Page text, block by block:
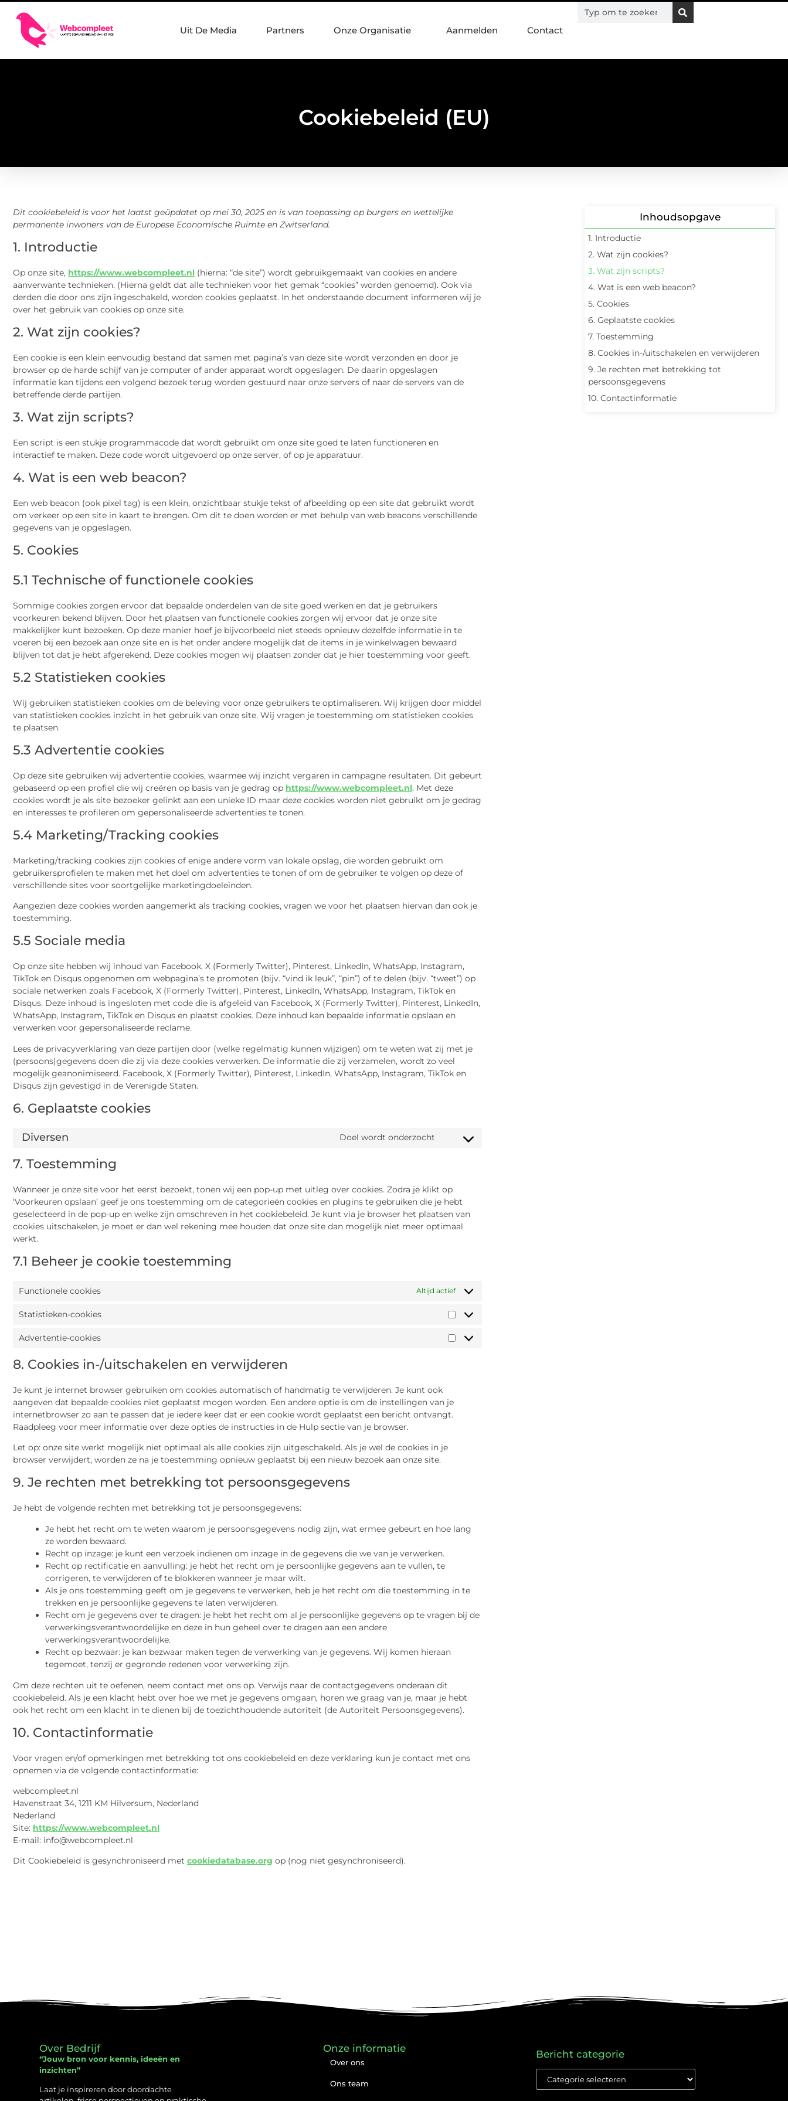
Uit De Media Partners Onze Organisatie Aanmelden Contact
Cookiebeleid (EU)
Dit cookiebeleid is voor het laatst geüpdatet op mei 30, 2025 en is van toepassing op burgers en wettelijke
permanente inwoners van de Europese Economische Ruimte en Zwitserland.
1. Introductie
Op onze site, https://www.webcompleet.nl (hierna: “de site”) wordt gebruikgemaakt van cookies en andere
aanverwante technieken. (Hierna geldt dat alle technieken voor het gemak “cookies” worden genoemd). Ook via
derden die door ons zijn ingeschakeld, worden cookies geplaatst. In het onderstaande document informeren wij je
over het gebruik van cookies op onze site.
2. Wat zijn cookies?
Een cookie is een klein eenvoudig bestand dat samen met pagina’s van deze site wordt verzonden en door je
browser op de harde schijf van je computer of ander apparaat wordt opgeslagen. De daarin opgeslagen
informatie kan tijdens een volgend bezoek terug worden gestuurd naar onze servers of naar de servers van de
betreffende derde partijen.
3. Wat zijn scripts?
Een script is een stukje programmacode dat wordt gebruikt om onze site goed te laten functioneren en
interactief te maken. Deze code wordt uitgevoerd op onze server, of op je apparatuur.
4. Wat is een web beacon?
Een web beacon (ook pixel tag) is een klein, onzichtbaar stukje tekst of afbeelding op een site dat gebruikt wordt
om verkeer op een site in kaart te brengen. Om dit te doen worden er met behulp van web beacons verschillende
gegevens van je opgeslagen.
5. Cookies
5.1 Technische of functionele cookies
Sommige cookies zorgen ervoor dat bepaalde onderdelen van de site goed werken en dat je gebruikers
voorkeuren bekend blijven. Door het plaatsen van functionele cookies zorgen wij ervoor dat je onze site
makkelijker kunt bezoeken. Op deze manier hoef je bijvoorbeeld niet steeds opnieuw dezelfde informatie in te
voeren bij een bezoek aan onze site en is het onder andere mogelijk dat de items in je winkelwagen bewaard
blijven tot dat je hebt afgerekend. Deze cookies mogen wij plaatsen zonder dat je hier toestemming voor geeft.
5.2 Statistieken cookies
Wij gebruiken statistieken cookies om de beleving voor onze gebruikers te optimaliseren. Wij krijgen door middel
van statistieken cookies inzicht in het gebruik van onze site. Wij vragen je toestemming om statistieken cookies
te plaatsen.
5.3 Advertentie cookies
Op deze site gebruiken wij advertentie cookies, waarmee wij inzicht vergaren in campagne resultaten. Dit gebeurt
gebaseerd op een profiel die wij creëren op basis van je gedrag op https://www.webcompleet.nl. Met deze
cookies wordt je als site bezoeker gelinkt aan een unieke ID maar deze cookies worden niet gebruikt om je gedrag
en interesses te profileren om gepersonaliseerde advertenties te tonen.
5.4 Marketing/Tracking cookies
Marketing/tracking cookies zijn cookies of enige andere vorm van lokale opslag, die worden gebruikt om
gebruikersprofielen te maken met het doel om advertenties te tonen of om de gebruiker te volgen op deze of
verschillende sites voor soortgelijke marketingdoeleinden.
Aangezien deze cookies worden aangemerkt als tracking cookies, vragen we voor het plaatsen hiervan dan ook je
toestemming.
5.5 Sociale media
Op onze site hebben wij inhoud van Facebook, X (Formerly Twitter), Pinterest, LinkedIn, WhatsApp, Instagram,
TikTok en Disqus opgenomen om webpagina’s te promoten (bijv. “vind ik leuk”, “pin”) of te delen (bijv. “tweet”) op
sociale netwerken zoals Facebook, X (Formerly Twitter), Pinterest, LinkedIn, WhatsApp, Instagram, TikTok en
Disqus. Deze inhoud is ingesloten met code die is afgeleid van Facebook, X (Formerly Twitter), Pinterest, LinkedIn,
WhatsApp, Instagram, TikTok en Disqus en plaatst cookies. Deze inhoud kan bepaalde informatie opslaan en
verwerken voor gepersonaliseerde reclame.
Lees de privacyverklaring van deze partijen door (welke regelmatig kunnen wijzigen) om te weten wat zij met je
(persoons)gegevens doen die zij via deze cookies verwerken. De informatie die zij verzamelen, wordt zo veel
mogelijk geanonimiseerd. Facebook, X (Formerly Twitter), Pinterest, LinkedIn, WhatsApp, Instagram, TikTok en
Disqus zijn gevestigd in de Verenigde Staten.
6. Geplaatste cookies
Diversen Doel wordt onderzocht
7. Toestemming
Wanneer je onze site voor het eerst bezoekt, tonen wij een pop-up met uitleg over cookies. Zodra je klikt op
‘Voorkeuren opslaan’ geef je ons toestemming om de categorieën cookies en plugins te gebruiken die je hebt
geselecteerd in de pop-up en welke zijn omschreven in het cookiebeleid. Je kunt via je browser het plaatsen van
cookies uitschakelen, je moet er dan wel rekening mee houden dat onze site dan mogelijk niet meer optimaal
werkt.
7.1 Beheer je cookie toestemming
Functionele cookies Altijd actief
Statistieken-cookies
Advertentie-cookies
8. Cookies in-/uitschakelen en verwijderen
Je kunt je internet browser gebruiken om cookies automatisch of handmatig te verwijderen. Je kunt ook
aangeven dat bepaalde cookies niet geplaatst mogen worden. Een andere optie is om de instellingen van je
internetbrowser zo aan te passen dat je iedere keer dat er een cookie wordt geplaatst een bericht ontvangt.
Raadpleeg voor meer informatie over deze opties de instructies in de Hulp sectie van je browser.
Let op: onze site werkt mogelijk niet optimaal als alle cookies zijn uitgeschakeld. Als je wel de cookies in je
browser verwijdert, worden ze na je toestemming opnieuw geplaatst bij een nieuw bezoek aan onze site.
9. Je rechten met betrekking tot persoonsgegevens
Je hebt de volgende rechten met betrekking tot je persoonsgegevens:
Je hebt het recht om te weten waarom je persoonsgegevens nodig zijn, wat ermee gebeurt en hoe lang
ze worden bewaard.
Recht op inzage: je kunt een verzoek indienen om inzage in de gegevens die we van je verwerken.
Recht op rectificatie en aanvulling: je hebt het recht om je persoonlijke gegevens aan te vullen, te
corrigeren, te verwijderen of te blokkeren wanneer je maar wilt.
Als je ons toestemming geeft om je gegevens te verwerken, heb je het recht om die toestemming in te
trekken en je persoonlijke gegevens te laten verwijderen.
Recht om je gegevens over te dragen: je hebt het recht om al je persoonlijke gegevens op te vragen bij de
verwerkingsverantwoordelijke en deze in hun geheel over te dragen aan een andere
verwerkingsverantwoordelijke.
Recht op bezwaar: je kan bezwaar maken tegen de verwerking van je gegevens. Wij komen hieraan
tegemoet, tenzij er gegronde redenen voor verwerking zijn.
Om deze rechten uit te oefenen, neem contact met ons op. Verwijs naar de contactgegevens onderaan dit
cookiebeleid. Als je een klacht hebt over hoe we met je gegevens omgaan, horen we graag van je, maar je hebt
ook het recht om een klacht in te dienen bij de toezichthoudende autoriteit (de Autoriteit Persoonsgegevens).
10. Contactinformatie
Voor vragen en/of opmerkingen met betrekking tot ons cookiebeleid en deze verklaring kun je contact met ons
opnemen via de volgende contactinformatie:
webcompleet.nl
Havenstraat 34, 1211 KM Hilversum, Nederland
Nederland
Site: https://www.webcompleet.nl
E-mail: info@webcompleet.nl
Dit Cookiebeleid is gesynchroniseerd met cookiedatabase.org op (nog niet gesynchroniseerd).
Inhoudsopgave
1. Introductie
2. Wat zijn cookies?
3. Wat zijn scripts?
4. Wat is een web beacon?
5. Cookies
6. Geplaatste cookies
7. Toestemming
8. Cookies in-/uitschakelen en verwijderen
9. Je rechten met betrekking tot
persoonsgegevens
10. Contactinformatie
Over Bedrijf
“Jouw bron voor kennis, ideeën en
inzichten”
Laat je inspireren door doordachte
Onze informatie
Over ons
Ons team
Bericht categorie